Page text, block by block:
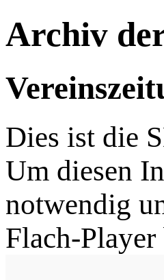
Archiv
Dies ist die
Um diesen
notwendig
Flach-